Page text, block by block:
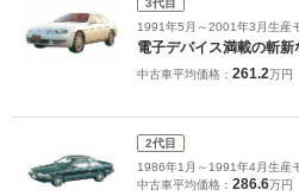
3代目
1991年5月～2001年3月生産
電子デバイス満載の斬新
中古車平均価格： 261.2万円
2代目
1986年1月～1991年4月生産
中古車平均価格： 286.6万円